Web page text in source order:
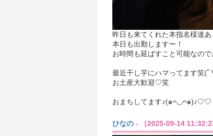
昨日も来てくれた本指名様達
本日も出勤しますー！
最近干し芋にハマってます笑(
お土産大歓迎♡笑
おまちしてます♪(๑ᴖ◡ᴖ๑)♪♡♡
ひなの - ［2025-09-14